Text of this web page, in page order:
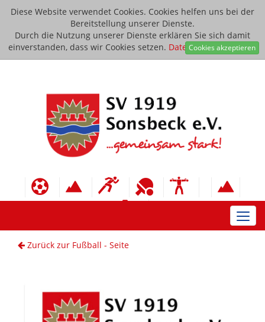
Diese Website verwendet Cookies. Cookies helfen uns bei der
Bereitstellung unserer Dienste.
Durch die Nutzung unserer Dienste erklären Sie sich damit
einverstanden, dass wir Cookies setzen. Datenschutzerklärung
Cookies akzeptieren
Zurück zur Fußball - Seite